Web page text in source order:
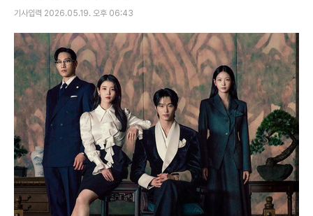
기사입력 2026.05.19. 오후 06:43